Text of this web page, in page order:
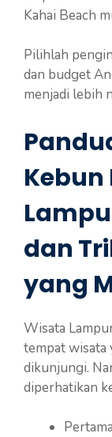
Kahai Beach
Pilihlah
dan budget
menjadi lebih
Kebun
dan
yang
Wisata
tempat wisata
dikunjungi.
diperhatikan